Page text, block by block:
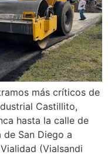
más críticos de
Castillito,
hasta la calle de
San Diego a
(Vialsandi